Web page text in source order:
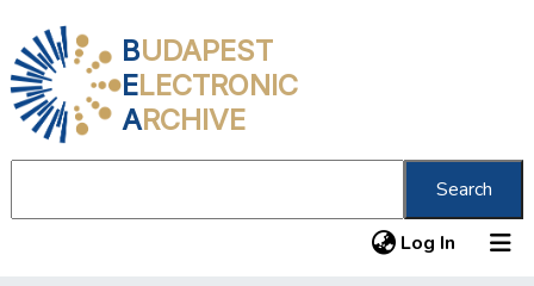
BUDAPEST
ELECTRONIC
ARCHIVE
Search
Log In (current)